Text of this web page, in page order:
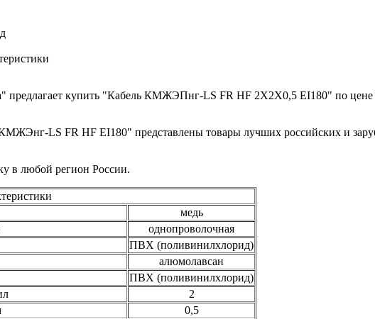
предлагает купить "Кабель КМЖЭПнг-LS FR HF 2Х2Х0,5 EI180" по цене
LS FR HF EI180" представлены товары лучших российских и
в любой регион России.
медь
однопроволочная
ПВХ (поливинилхлорид)
алюмолавсан
ПВХ (поливинилхлорид)
2
0,5